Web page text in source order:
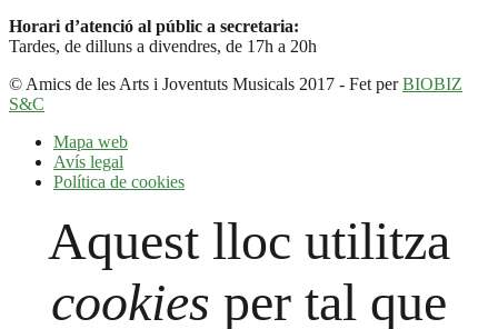
Horari d’atenció al públic a secretaria:
Tardes, de dilluns a divendres, de 17h a 20h
© Amics de les Arts i Joventuts Musicals 2017 - Fet perBIOBIZ
S&C
Mapa web
Avís legal
Política de cookies
Aquest lloc utilitza
cookies per tal que